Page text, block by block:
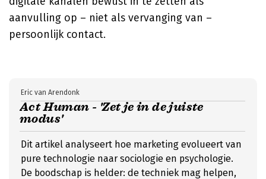
aanvulling op – niet als vervanging van –
persoonlijk contact.
Act Human - 'Zet je in de juiste
modus'
Eric van Arendonk
Dit artikel analyseert hoe marketing evolueert van
pure technologie naar sociologie en psychologie.
De boodschap is helder: de techniek mag helpen,